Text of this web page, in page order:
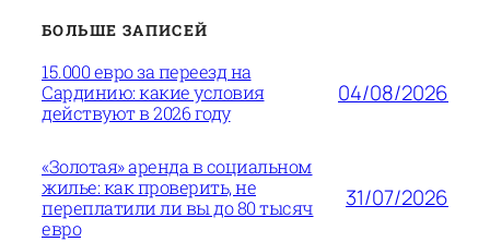
БОЛЬШЕ ЗАПИСЕЙ
15.000 евро за переезд на
Сардинию: какие условия
действуют в 2026 году
04/08/2026
«Золотая» аренда в социальном
жилье: как проверить, не
переплатили ли вы до 80 тысяч
евро
31/07/2026